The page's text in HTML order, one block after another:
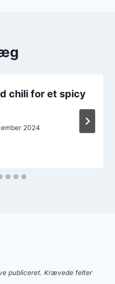
chili for et spicy
2024
publiceret. Krævede felter